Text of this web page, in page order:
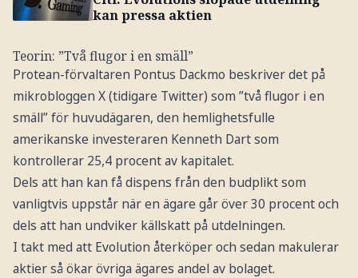
kan pressa aktien
Teorin: ”Två flugor i en smäll”
Protean-förvaltaren Pontus Dackmo beskriver det på
mikrobloggen X (tidigare Twitter) som ”två flugor i en
smäll” för huvudägaren, den hemlighetsfulle
amerikanske investeraren Kenneth Dart som
kontrollerar 25,4 procent av kapitalet.
Dels att han kan få dispens från den budplikt som
vanligtvis uppstår när en ägare går över 30 procent och
dels att han undviker källskatt på utdelningen.
I takt med att Evolution återköper och sedan makulerar
aktier så ökar övriga ägares andel av bolaget.